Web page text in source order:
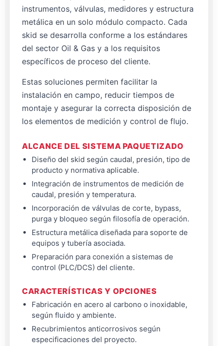
instrumentos, válvulas, medidores y estructura
metálica en un solo módulo compacto. Cada
skid se desarrolla conforme a los estándares
del sector Oil & Gas y a los requisitos
específicos de proceso del cliente.
Estas soluciones permiten facilitar la
instalación en campo, reducir tiempos de
montaje y asegurar la correcta disposición de
los elementos de medición y control de flujo.
ALCANCE DEL SISTEMA PAQUETIZADO
Diseño del skid según caudal, presión, tipo de
producto y normativa aplicable.
Integración de instrumentos de medición de
caudal, presión y temperatura.
Incorporación de válvulas de corte, bypass,
purga y bloqueo según filosofía de operación.
Estructura metálica diseñada para soporte de
equipos y tubería asociada.
Preparación para conexión a sistemas de
control (PLC/DCS) del cliente.
CARACTERÍSTICAS Y OPCIONES
Fabricación en acero al carbono o inoxidable,
según fluido y ambiente.
Recubrimientos anticorrosivos según
especificaciones del proyecto.